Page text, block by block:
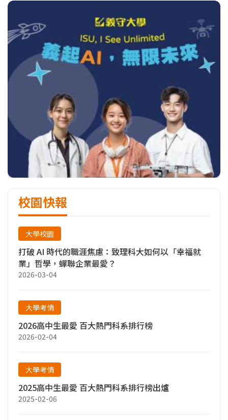
校園快報
大學校園
打破 AI 時代的職涯焦慮：致理科大如何以「幸福就
業」哲學，蟬聯企業最愛？
2026-03-04
大學考情
2026高中生最愛 百大熱門科系排行榜
2026-02-04
大學考情
2025高中生最愛 百大熱門科系排行榜出爐
2025-02-06